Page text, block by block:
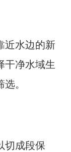
近水边的新
干净水域生
。
切成段保